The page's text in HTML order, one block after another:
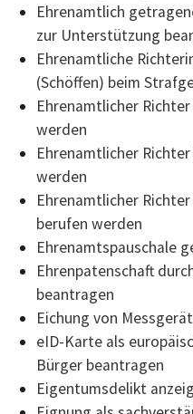
Ehrenamtlich
zur Unterstützung
Ehrenamtliche
(Schöffen) beim
Ehrenamtlicher
werden
Ehrenamtlicher
werden
Ehrenamtlicher
berufen werden
Ehrenamtspauschale
Ehrenpatenschaft
beantragen
Eichung von
eID-Karte als
Bürger beantragen
Eigentumsdelikt